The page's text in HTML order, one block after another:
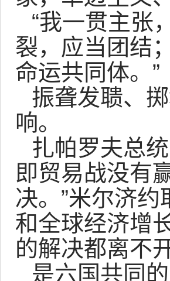
“我一贯主张
裂，应当团结
命运共同体。”
振聋发聩、
响。
扎帕罗夫总
即贸易战没有
决。”米尔济
和全球经济增
的解决都离不
是六国共同